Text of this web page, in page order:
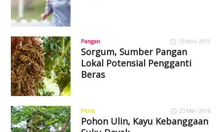
Pangan 10 Nov 2015
Sorgum, Sumber Pangan
Lokal Potensial Pengganti
Beras
Flora 23 Mar 2018
Pohon Ulin, Kayu Kebanggaan